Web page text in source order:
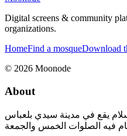
Digital screens & community
organizations.
HomeFind a mosqueDownload
© 2026 Moonode
About
يقع في مدينة سيدي بلعباس